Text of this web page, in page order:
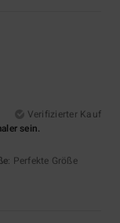
Verifizierter Kauf
sein.
: Perfekte Größe